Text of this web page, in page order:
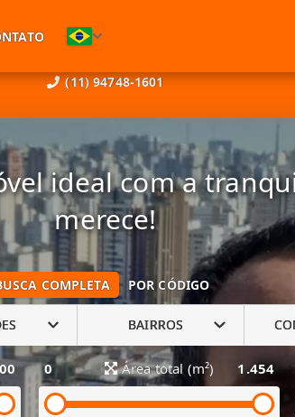
(11) 94748-1601
ideal com a
merece!
COMPLETA POR CÓDIGO
BAIRROS
0 Área total (m²) 1.454